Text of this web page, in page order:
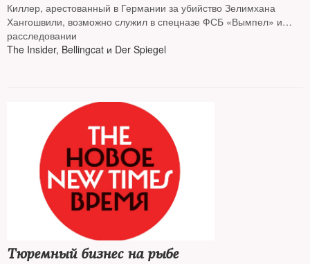
Киллер, арестованный в Германии за убийство Зелимхана
Хангошвили, возможно служил в спецназе ФСБ «Вымпел» и
вместе с бывшими сослуживцами участвовал еще в одном
аналогичном преступлении. Об этом рассказывают в
расследовании
The Insider, Bellingcat и Der Spiegel
Тюремный бизнес на рыбе